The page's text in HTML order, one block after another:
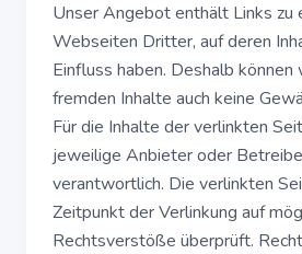
Unser Angebot enthält Links zu
Webseiten Dritter, auf deren
Einfluss haben. Deshalb können
fremden Inhalte auch keine
Für die Inhalte der verlinkten
jeweilige Anbieter oder
verantwortlich. Die verlinkten
Zeitpunkt der Verlinkung auf
Rechtsverstöße überprüft.